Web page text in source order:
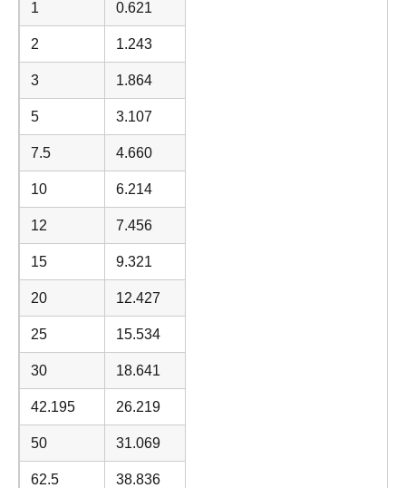
1 0.621
2 1.243
3 1.864
5 3.107
7.5 4.660
10 6.214
12 7.456
15 9.321
20 12.427
25 15.534
30 18.641
42.195 26.219
50 31.069
62.5 38.836